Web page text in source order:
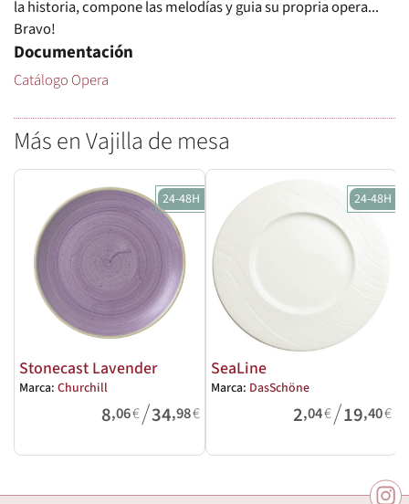
la historia, compone las melodías y guia su propria opera...
Bravo!
Documentación
Catálogo Opera
Más en Vajilla de mesa
24-48H
Stonecast Lavender
Marca: Churchill
8,06€/34,98€
24-48H
SeaLine
Marca: DasSchöne
2,04€/19,40€